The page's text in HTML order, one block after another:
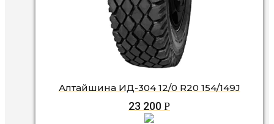
Алтайшина ИД-304 12/0 R20 154/149J
23 200 Р